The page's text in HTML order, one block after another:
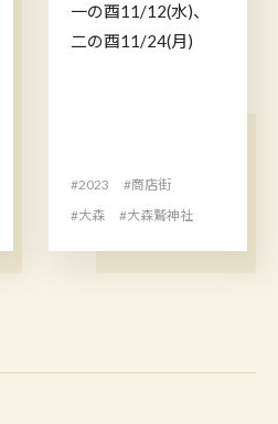
一の酉11/12(水)、
二の酉11/24(月)
#2023
#商店街
#大森
#大森鷲神社